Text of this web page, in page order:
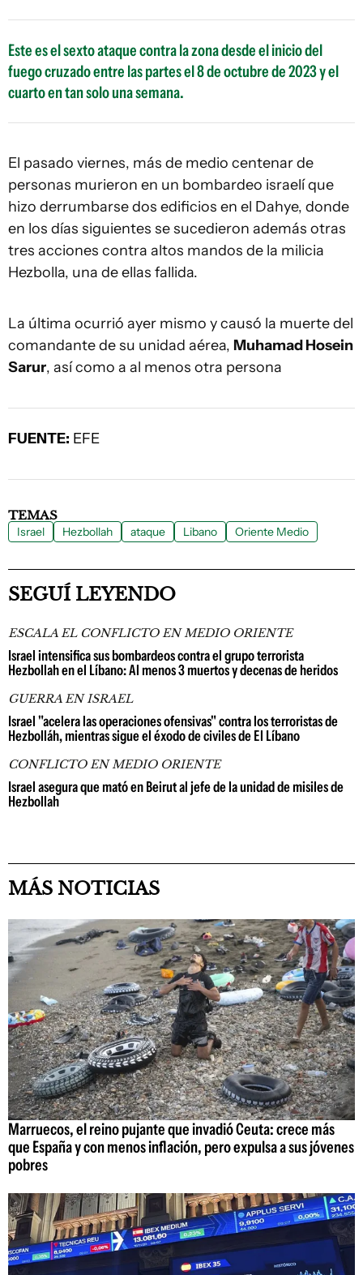
Este es el sexto ataque contra la zona desde el inicio del
fuego cruzado entre las partes el 8 de octubre de 2023 y el
cuarto en tan solo una semana.
El pasado viernes, más de medio centenar de
personas murieron en un bombardeo israelí que
hizo derrumbarse dos edificios en el Dahye, donde
en los días siguientes se sucedieron además otras
tres acciones contra altos mandos de la milicia
Hezbolla, una de ellas fallida.
La última ocurrió ayer mismo y causó la muerte del
comandante de su unidad aérea, Muhamad Hosein
Sarur, así como a al menos otra persona
FUENTE: EFE
TEMAS
Israel Hezbollah ataque Libano Oriente Medio
SEGUÍ LEYENDO
ESCALA EL CONFLICTO EN MEDIO ORIENTE
Israel intensifica sus bombardeos contra el grupo terrorista
Hezbollah en el Líbano: Al menos 3 muertos y decenas de heridos
GUERRA EN ISRAEL
Israel "acelera las operaciones ofensivas" contra los terroristas de
Hezbolláh, mientras sigue el éxodo de civiles de El Líbano
CONFLICTO EN MEDIO ORIENTE
Israel asegura que mató en Beirut al jefe de la unidad de misiles de
Hezbollah
MÁS NOTICIAS
Marruecos, el reino pujante que invadió Ceuta: crece más
que España y con menos inflación, pero expulsa a sus jóvenes
pobres